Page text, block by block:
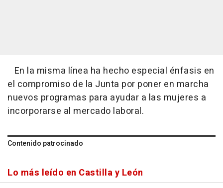
En la misma línea ha hecho especial énfasis en
el compromiso de la Junta por poner en marcha
nuevos programas para ayudar a las mujeres a
incorporarse al mercado laboral.
Contenido patrocinado
Lo más leído en Castilla y León